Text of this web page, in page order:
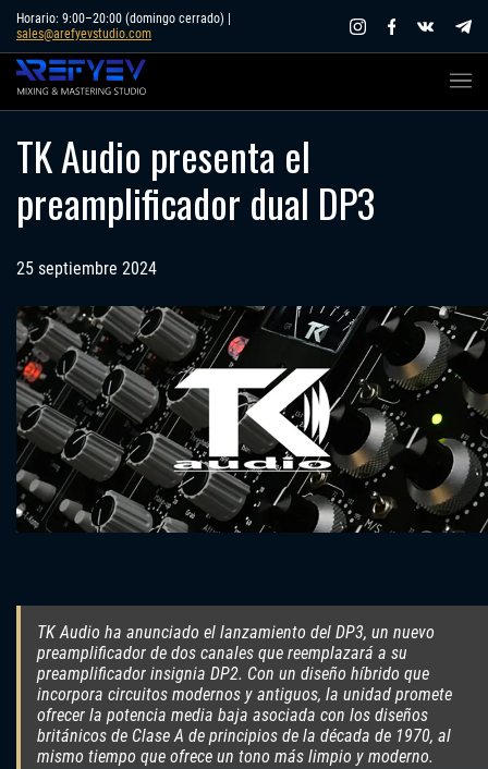
Skip
content
Horario: 9:00–20:00 (domingo cerrado) |
sales@arefyevstudio.com
TK Audio presenta el
preamplificador dual DP3
25 septiembre 2024
TK Audio ha anunciado el lanzamiento del DP3, un nuevo
preamplificador de dos canales que reemplazará a su
preamplificador insignia DP2. Con un diseño híbrido que
incorpora circuitos modernos y antiguos, la unidad promete
ofrecer la potencia media baja asociada con los diseños
británicos de Clase A de principios de la década de 1970, al
mismo tiempo que ofrece un tono más limpio y moderno.